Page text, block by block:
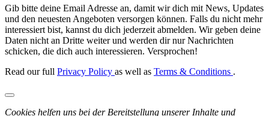
Gib bitte deine Email Adresse an, damit wir dich mit News, Updates
und den neuesten Angeboten versorgen können. Falls du nicht mehr
interessiert bist, kannst du dich jederzeit abmelden. Wir geben deine
Daten nicht an Dritte weiter und werden dir nur Nachrichten
schicken, die dich auch interessieren. Versprochen!
Read our full Privacy Policy as well as Terms & Conditions .
Cookies helfen uns bei der Bereitstellung unserer Inhalte und